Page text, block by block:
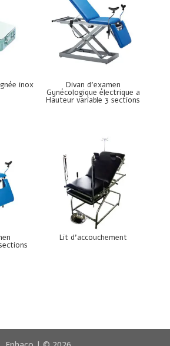
inox Divan d’examen
Gynécologique électrique a
Hauteur variable 3 sections
Lit d’accouchement